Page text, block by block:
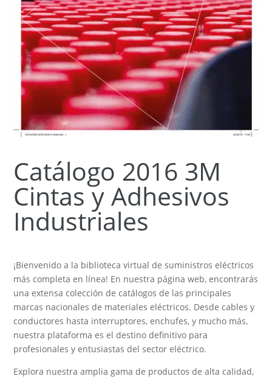
Catálogo 2016 3M
Cintas y Adhesivos
Industriales
¡Bienvenido a la biblioteca virtual de suministros eléctricos
más completa en línea! En nuestra página web, encontrarás
una extensa colección de catálogos de las principales
marcas nacionales de materiales eléctricos. Desde cables y
conductores hasta interruptores, enchufes, y mucho más,
nuestra plataforma es el destino definitivo para
profesionales y entusiastas del sector eléctrico.
Explora nuestra amplia gama de productos de alta calidad,